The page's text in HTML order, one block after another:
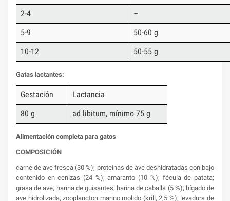
2-4
–
5-9
50-60 g
10-12
50-55 g
Gatas lactantes:
Gestación
Lactancia
80 g
ad libitum, mínimo 75 g
Alimentación completa para gatos
COMPOSICIÓN
carne de ave fresca (30 %); proteínas de ave deshidratadas con bajo
contenido en cenizas (24 %); amaranto (10 %); fécula de patata;
grasa de ave; harina de guisantes; harina de caballa (5 %); hígado de
ave hidrolizada; zooplancton marino molido (krill, 2,5 %); levadura de